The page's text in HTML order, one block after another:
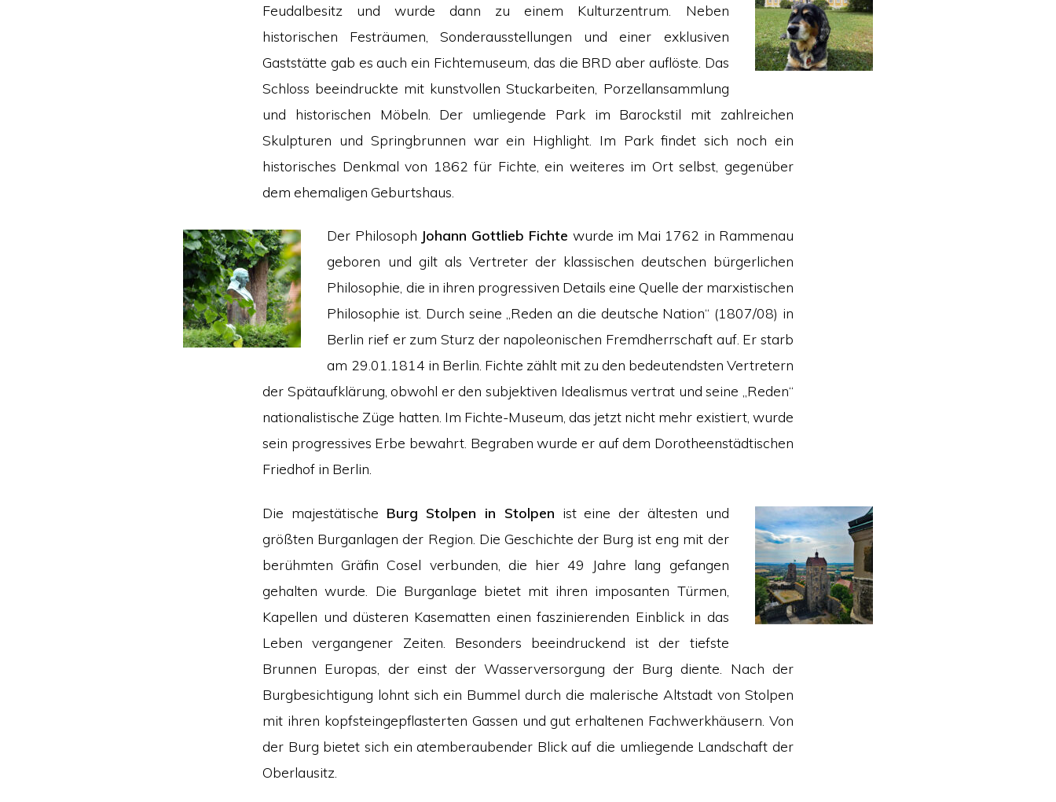
Feudalbesitz und wurde dann zu einem Kulturzentrum. Neben
historischen Festräumen, Sonderausstellungen und einer exklusiven
Gaststätte gab es auch ein Fichtemuseum, das die BRD aber auflöste. Das
Schloss beeindruckte mit kunstvollen Stuckarbeiten, Porzellansammlung
und historischen Möbeln. Der umliegende Park im Barockstil mit zahlreichen
Skulpturen und Springbrunnen war ein Highlight. Im Park findet sich noch ein
historisches Denkmal von 1862 für Fichte, ein weiteres im Ort selbst, gegenüber
dem ehemaligen Geburtshaus.
Der Philosoph Johann Gottlieb Fichte wurde im Mai 1762 in Rammenau
geboren und gilt als Vertreter der klassischen deutschen bürgerlichen
Philosophie, die in ihren progressiven Details eine Quelle der marxistischen
Philosophie ist. Durch seine „Reden an die deutsche Nation“ (1807/08) in
Berlin rief er zum Sturz der napoleonischen Fremdherrschaft auf. Er starb
am 29.01.1814 in Berlin. Fichte zählt mit zu den bedeutendsten Vertretern
der Spätaufklärung, obwohl er den subjektiven Idealismus vertrat und seine „Reden“
nationalistische Züge hatten. Im Fichte-Museum, das jetzt nicht mehr existiert, wurde
sein progressives Erbe bewahrt. Begraben wurde er auf dem Dorotheenstädtischen
Friedhof in Berlin.
Die majestätische Burg Stolpen in Stolpen ist eine der ältesten und
größten Burganlagen der Region. Die Geschichte der Burg ist eng mit der
berühmten Gräfin Cosel verbunden, die hier 49 Jahre lang gefangen
gehalten wurde. Die Burganlage bietet mit ihren imposanten Türmen,
Kapellen und düsteren Kasematten einen faszinierenden Einblick in das
Leben vergangener Zeiten. Besonders beeindruckend ist der tiefste
Brunnen Europas, der einst der Wasserversorgung der Burg diente. Nach der
Burgbesichtigung lohnt sich ein Bummel durch die malerische Altstadt von Stolpen
mit ihren kopfsteingepflasterten Gassen und gut erhaltenen Fachwerkhäusern. Von
der Burg bietet sich ein atemberaubender Blick auf die umliegende Landschaft der
Oberlausitz.